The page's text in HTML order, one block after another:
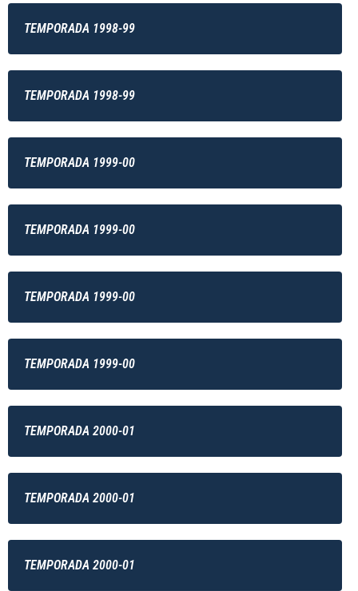
TEMPORADA 1998-99
TEMPORADA 1998-99
TEMPORADA 1999-00
TEMPORADA 1999-00
TEMPORADA 1999-00
TEMPORADA 1999-00
TEMPORADA 2000-01
TEMPORADA 2000-01
TEMPORADA 2000-01